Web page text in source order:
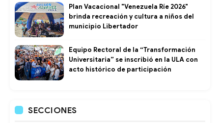
Plan Vacacional "Venezuela Ríe 2026"
brinda recreación y cultura a niños del
municipio Libertador
Equipo Rectoral de la “Transformación
Universitaria” se inscribió en la ULA con
acto histórico de participación
SECCIONES